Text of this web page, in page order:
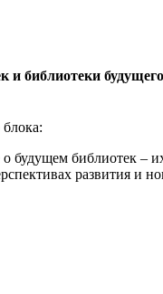
и библиотеки будущего
блока:
будущем библиотек –
развития и